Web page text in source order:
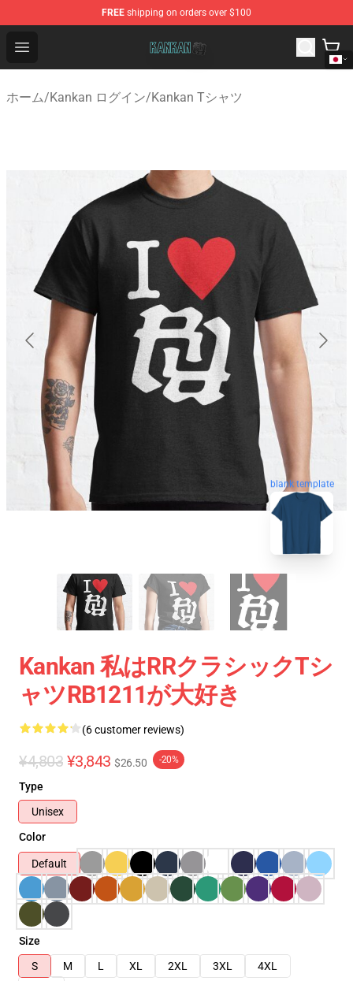
FREE shipping on orders over $100
Open menu
Kankan Store - Official Kankan Merchandise Shop
ホーム/Kankan ログイン/Kankan Tシャツ
blank template
Kankan 私はRRクラシックTシ
ャツRB1211が大好き
(6 customer reviews)
¥4,803 ¥3,843 $26.50 -20%
Type
Unisex
Color
Default
Size
S
M L XL 2XL 3XL
4XL